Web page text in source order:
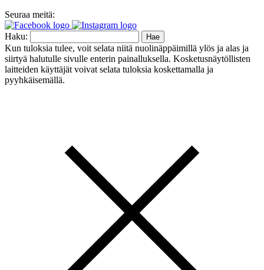
Seuraa meitä:
Haku:
Kun tuloksia tulee, voit selata niitä nuolinäppäimillä ylös ja alas ja
siirtyä halutulle sivulle enterin painalluksella. Kosketusnäytöllisten
laitteiden käyttäjät voivat selata tuloksia koskettamalla ja
pyyhkäisemällä.